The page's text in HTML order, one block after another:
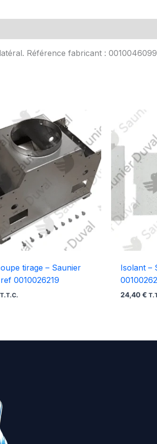
Référence fabricant :
tirage – Saunier
0010026219
T.T.C.
Isolant –
24,40€